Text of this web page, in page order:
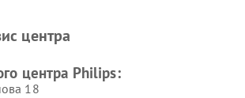
машин
Ремонт увлажнителей
центра
центра Philips:
18